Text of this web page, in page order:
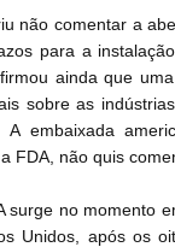
não comentar a
para a
ainda que
sobre as
A embaixada
FDA, não quis
surge no momento
Unidos, após os